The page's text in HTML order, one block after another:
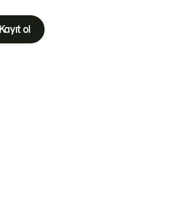
Kayıt ol